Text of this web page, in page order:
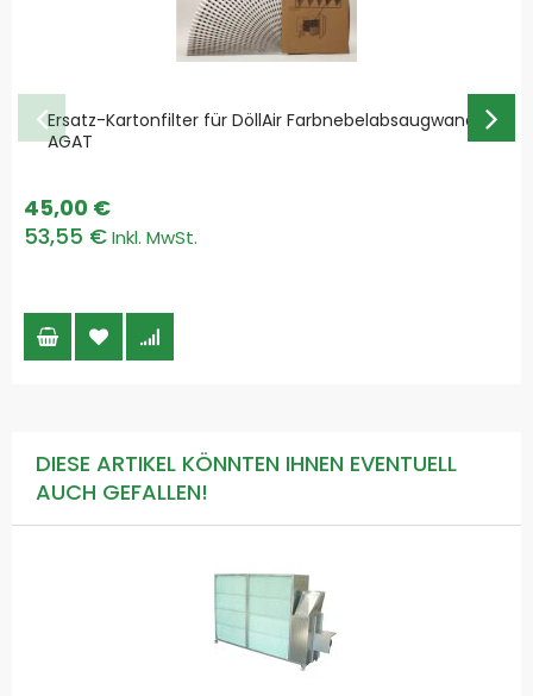
Ersatz-Kartonfilter für DöllAir Farbnebelabsaugwand
AGAT
53,55 €
45,00 €
DIESE ARTIKEL KÖNNTEN IHNEN EVENTUELL
AUCH GEFALLEN!